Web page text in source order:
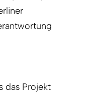
das Projekt